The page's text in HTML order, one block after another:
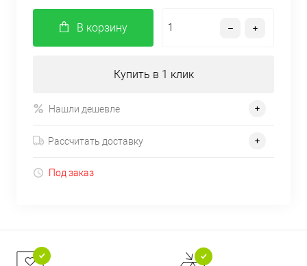
В корзину
Купить в 1 клик
Нашли дешевле
Рассчитать доставку
Под заказ